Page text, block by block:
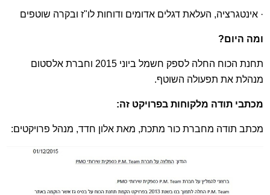
· אינטגרציה, העלאת דגלים אדומים ודוחות לו"ז ובקרה שוטפים
ומה היום?
תחנת הכוח החלה לספק חשמל ביוני 2015 וחברת אלסטום
מנהלת את תפעולה השוטף.
מכתבי תודה מלקוחות בפרויקט זה:
מכתב תודה מחברת כור מתכת, מאת אלון חדד, מנהל פרויקטים: